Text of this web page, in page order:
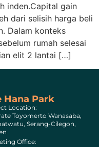
inden.Capital gain
dari selisih harga beli
Dalam konteks
rumah selesai
elit 2 lantai […]
Hana Park
Location:
Toyomerto Wanasaba,
Serang-Cilegon,
Office: